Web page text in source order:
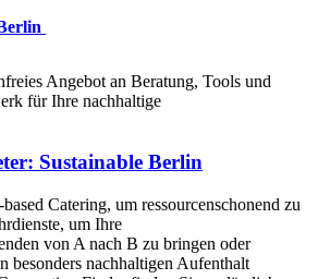
Angebot an Beratung, Tools und
für Ihre nachhaltige
Sustainable Berlin
Catering, um ressourcenschonend zu
um Ihre
von A nach B zu bringen oder
besonders nachhaltigen Aufenthalt